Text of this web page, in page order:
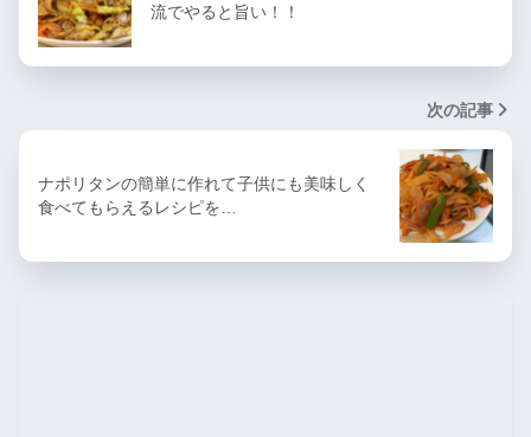
流でやると旨い！！
次の記事
ナポリタンの簡単に作れて子供にも美味しく
食べてもらえるレシピを…